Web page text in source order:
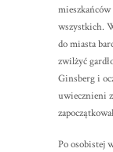
wszystkich.
do miasta
zwilżyć
Ginsberg i
uwiecznieni
Po osobistej